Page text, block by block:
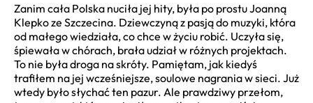
Zanim cała Polska nuciła jej hity, była po prostu Joanną
Klepko ze Szczecina. Dziewczyną z pasją do muzyki, która
od małego wiedziała, co chce w życiu robić. Uczyła się,
śpiewała w chórach, brała udział w różnych projektach.
To nie była droga na skróty. Pamiętam, jak kiedyś
trafiłem na jej wcześniejsze, soulowe nagrania w sieci. Już
wtedy było słychać ten pazur. Ale prawdziwy przełom,